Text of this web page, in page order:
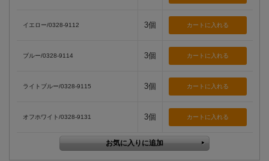
イエロー/0328-9112 3個
ブルー/0328-9114 3個
ライトブルー/0328-9115 3個
オフホワイト/0328-9131 3個